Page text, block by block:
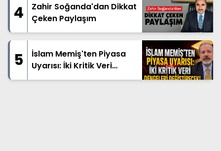
4
Zahir Soğanda'dan Dikkat
Çeken Paylaşım
5
İslam Memiş'ten Piyasa
Uyarısı: İki Kritik Veri
Dengeleri Değiştirecek!